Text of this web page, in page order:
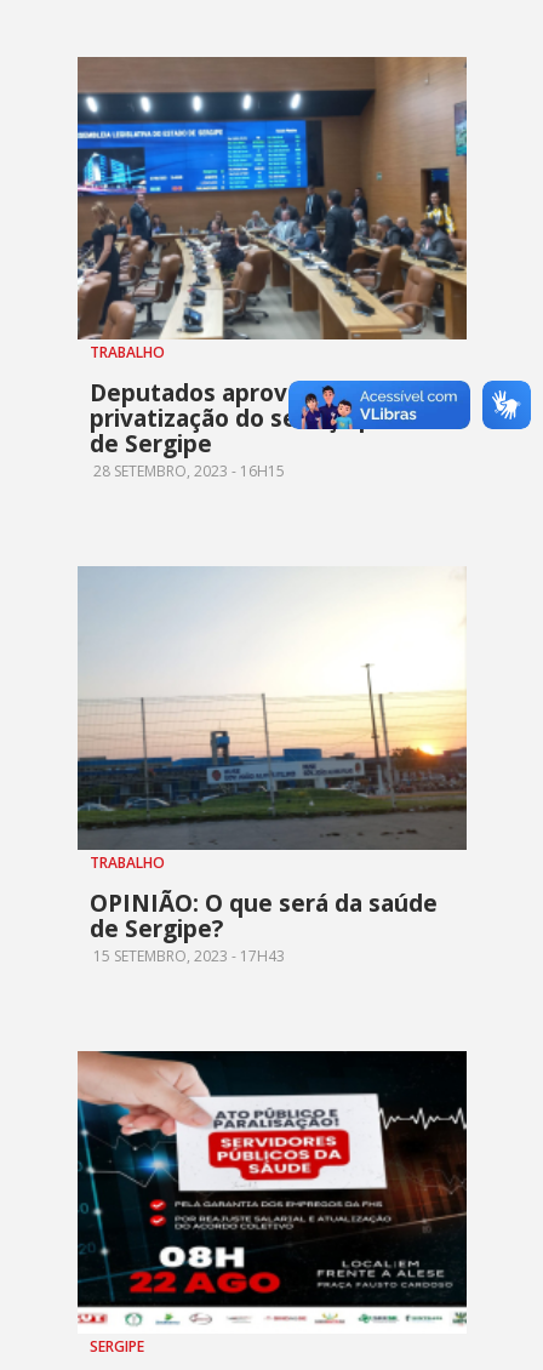
TRABALHO
Deputados aprovam
privatização do serviço público
de Sergipe
28 SETEMBRO, 2023 - 16H15
TRABALHO
OPINIÃO: O que será da saúde
de Sergipe?
15 SETEMBRO, 2023 - 17H43
SERGIPE